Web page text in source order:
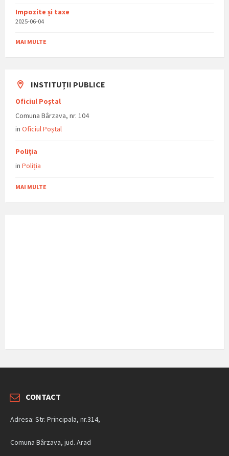
Impozite și taxe
2025-06-04
MAI MULTE
INSTITUȚII PUBLICE
Oficiul Poștal
Comuna Bârzava, nr. 104
in Oficiul Poștal
Poliția
in Poliția
MAI MULTE
CONTACT
Adresa: Str. Principala, nr.314,
Comuna Bârzava, jud. Arad